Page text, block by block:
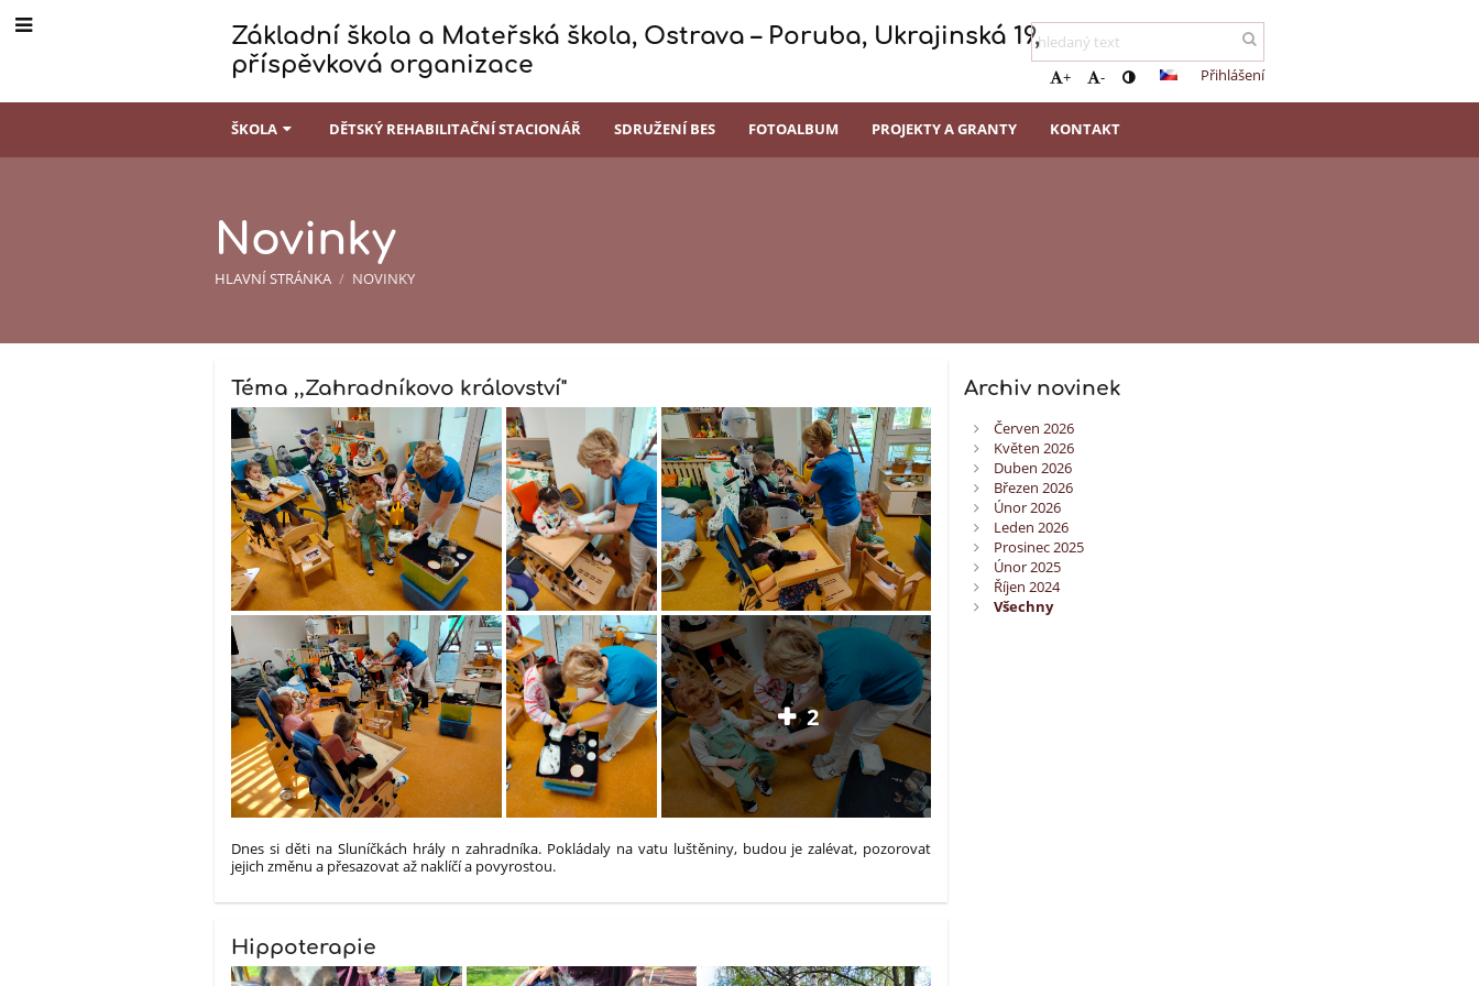
Základní škola a Mateřská škola, Ostrava – Poruba, Ukrajinská 19,
příspěvková organizace
+ - Přihlášení
ŠKOLA DĚTSKÝ REHABILITAČNÍ STACIONÁŘ SDRUŽENÍ BES FOTOALBUM PROJEKTY A GRANTY KONTAKT
Novinky
HLAVNÍ STRÁNKA / NOVINKY
Novinky
Téma ,,Zahradníkovo království"
2
Dnes si děti na Sluníčkách hrály n zahradníka. Pokládaly na vatu luštěniny, budou je zalévat, pozorovat
jejich změnu a přesazovat až naklíčí a povyrostou.
Hippoterapie
Archiv novinek
Červen 2026
Květen 2026
Duben 2026
Březen 2026
Únor 2026
Leden 2026
Prosinec 2025
Únor 2025
Říjen 2024
Všechny